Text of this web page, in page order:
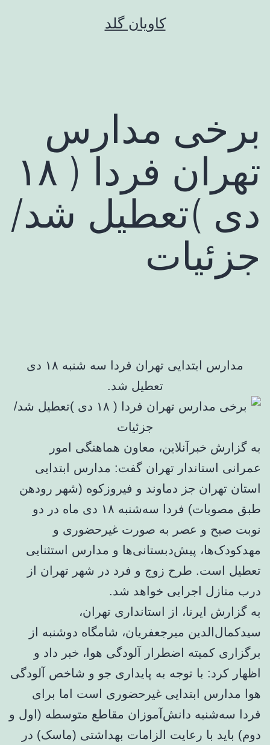
کاویان گلد
برخی مدارس
تهران فردا ( ۱۸
دی )تعطیل شد/
جزئیات
مدارس ابتدایی تهران فردا سه شنبه ۱۸ دی
تعطیل شد.
به گزارش خبرآنلاین، معاون هماهنگی امور
عمرانی استاندار تهران گفت: مدارس ابتدایی
استان تهران جز دماوند و فیروزکوه (شهر رودهن
طبق مصوبات) فردا سه‌شنبه ۱۸ دی ماه در دو
نوبت صبح و عصر به صورت غیرحضوری و
مهدکودک‌ها، پیش‌دبستانی‌ها و مدارس استثنایی
تعطیل است. طرح زوج و فرد در شهر تهران از
درب منازل اجرایی خواهد شد.
به گزارش ایرنا، از استانداری تهران،
سیدکمال‌الدین میرجعفریان، شامگاه دوشنبه از
برگزاری کمیته اضطرار آلودگی هوا، خبر داد و
اظهار کرد: با توجه به پایداری جو و شاخص آلودگی
هوا مدارس ابتدایی غیرحضوری است اما برای
فردا سه‌شنبه دانش‌آموزان مقاطع متوسطه (اول و
دوم) باید با رعایت الزامات بهداشتی (ماسک) در